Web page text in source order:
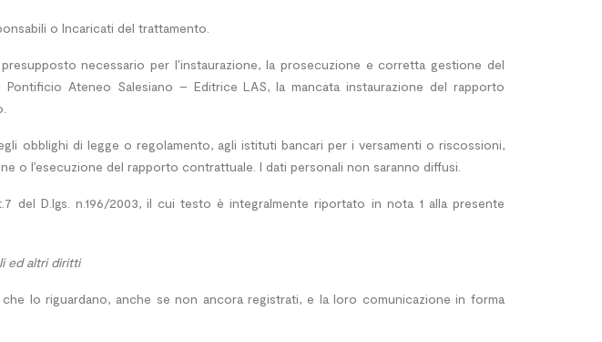
o Incaricati del trattamento.
necessario per l’instaurazione, la prosecuzione e corretta gestione del
Ateneo Salesiano – Editrice LAS, la mancata instaurazione del rapporto
obblighi di legge o regolamento, agli istituti bancari per i versamenti o riscossioni,
o l’esecuzione del rapporto contrattuale. I dati personali non saranno diffusi.
del D.lgs. n.196/2003, il cui testo è integralmente riportato in nota 1 alla presente
ed altri diritti
lo riguardano, anche se non ancora registrati, e la loro comunicazione in forma